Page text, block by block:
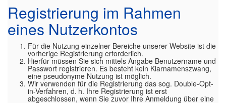
Registrierung im Rahmen
eines Nutzerkontos
Für die Nutzung einzelner Bereiche unserer Website ist die
vorherige Registrierung erforderlich.
Hierfür müssen Sie sich mittels Angabe Benutzername und
Passwort registrieren. Es besteht kein Klarnamenszwang,
eine pseudonyme Nutzung ist möglich.
Wir verwenden für die Registrierung das sog. Double-Opt-
in-Verfahren, d. h. Ihre Registrierung ist erst
abgeschlossen, wenn Sie zuvor Ihre Anmeldung über eine